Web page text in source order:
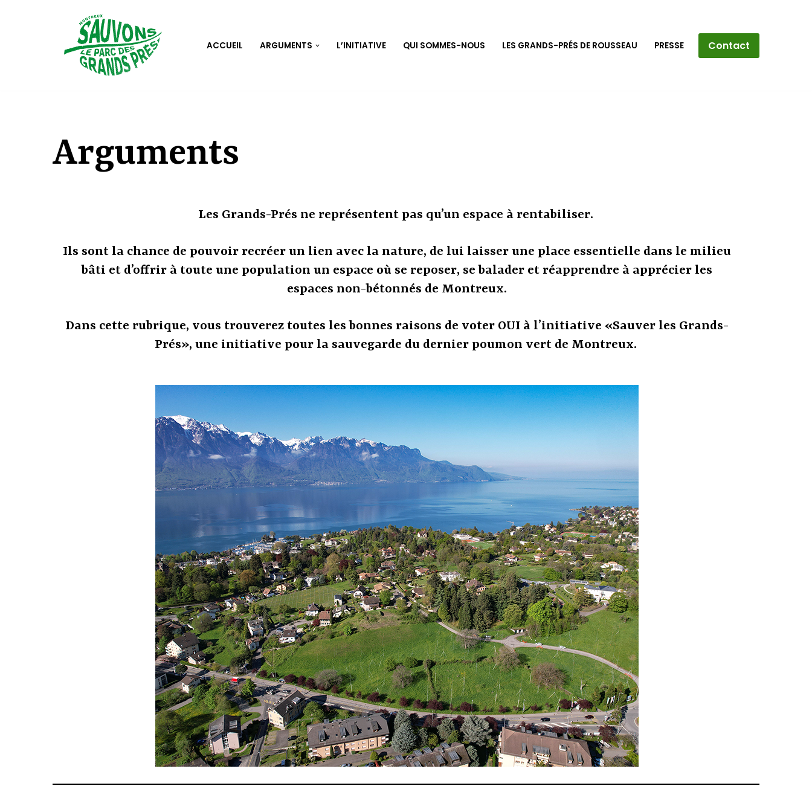
ACCUEIL ARGUMENTS L’INITIATIVE QUI SOMMES-NOUS LES GRANDS-PRÉS DE ROUSSEAU PRESSE Contact
Arguments
Les Grands-Prés ne représentent pas qu’un espace à rentabiliser.
Ils sont la chance de pouvoir recréer un lien avec la nature, de lui laisser une place essentielle dans le milieu
bâti et d’offrir à toute une population un espace où se reposer, se balader et réapprendre à apprécier les
espaces non-bétonnés de Montreux.
Dans cette rubrique, vous trouverez toutes les bonnes raisons de voter OUI à l’initiative «Sauver les Grands-
Prés», une initiative pour la sauvegarde du dernier poumon vert de Montreux.